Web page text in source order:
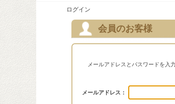
ログイン
会員のお客様
メールアドレスとパスワードを入
メールアドレス：